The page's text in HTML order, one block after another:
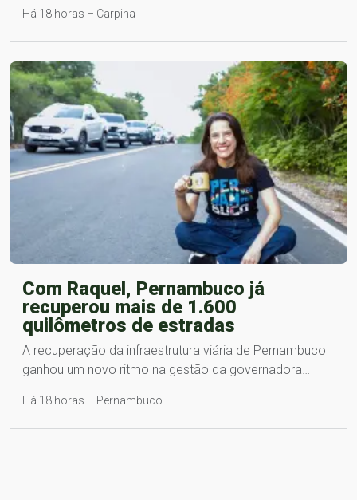
Há 18 horas – Carpina
Com Raquel, Pernambuco já
recuperou mais de 1.600
quilômetros de estradas
A recuperação da infraestrutura viária de Pernambuco
ganhou um novo ritmo na gestão da governadora…
Há 18 horas – Pernambuco